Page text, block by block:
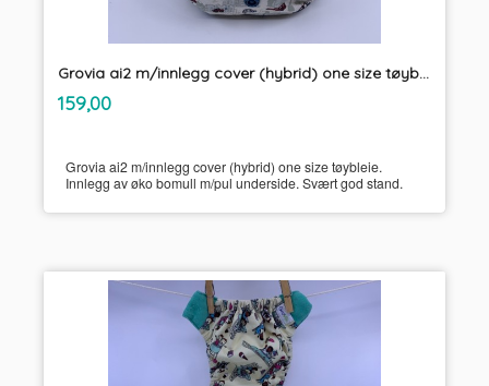
Grovia ai2 m/innlegg cover (hybrid) one size tøybleie
Pris
159,00mva.
Grovia ai2 m/innlegg cover (hybrid) one size tøybleie.
Innlegg av øko bomull m/pul underside. Svært god stand.